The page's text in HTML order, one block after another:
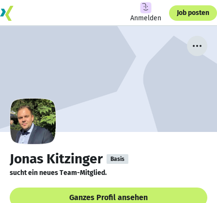
Anmelden
Job posten
Jonas Kitzinger Basis
sucht ein neues Team-Mitglied.
Ganzes Profil ansehen